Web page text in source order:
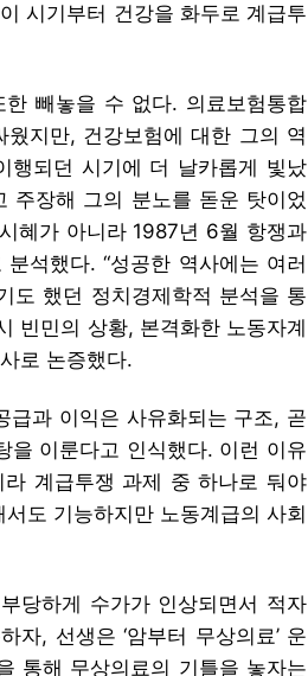
시기부터 건강을 화두로 계급투
빼놓을 수 없다. 의료보험통합
지만, 건강보험에 대한 그의 역
행되던 시기에 더 날카롭게 빛났
주장해 그의 분노를 돋운 탓이었
혜가 아니라 1987년 6월 항쟁과
석했다. “성공한 역사에는 여러
도 했던 정치경제학적 분석을 통
빈민의 상황, 본격화한 노동자계
로 논증했다.
급과 이익은 사유화되는 구조, 곧
을 이룬다고 인식했다. 이런 이유
계급투쟁 과제 중 하나로 둬야
도 기능하지만 노동계급의 사회
당하게 수가가 인상되면서 적자
, 선생은 ‘암부터 무상의료’ 운
통해 무상의료의 기틀을 놓자는